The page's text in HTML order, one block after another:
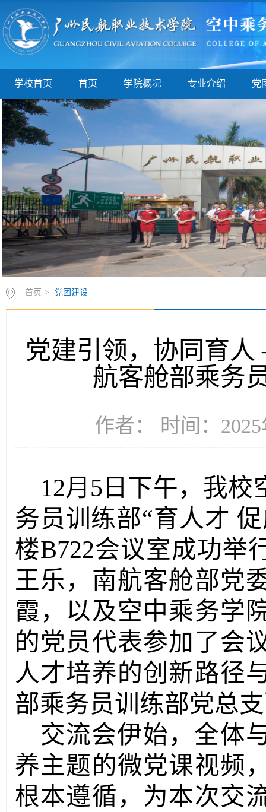
学校首页 首页 学院概况 专业介绍 党
首页 > 党团建设
党建引领，协同育
航客舱部乘务
作者： 时间：
12月5日下午，我
务员训练部“育人才
楼B722会议室成功举
王乐，南航客舱部党
霞，以及空中乘务学
的党员代表参加了会
人才培养的创新路径
部乘务员训练部党总
交流会伊始， 全体
养主题的微党课视频
根本遵循， 为本次交